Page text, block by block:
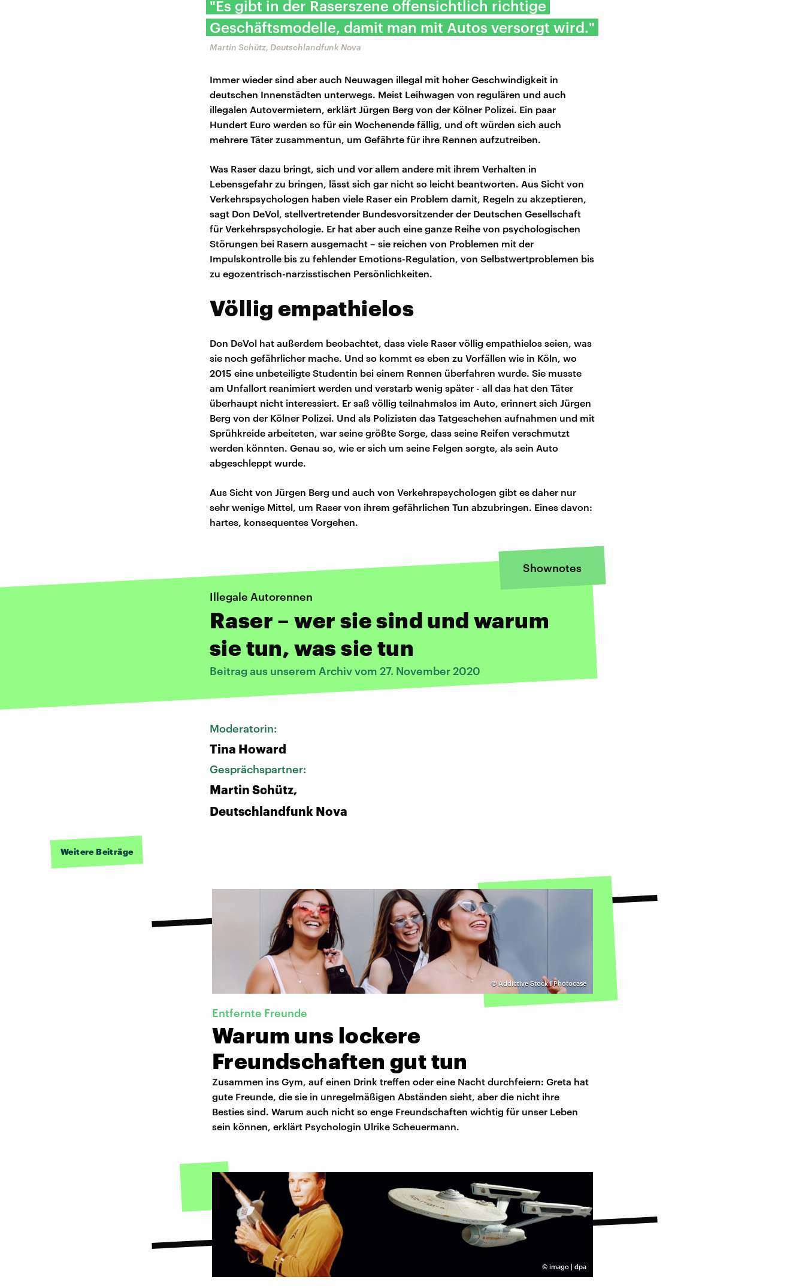
"Es gibt in der Raserszene offensichtlich richtige
Geschäftsmodelle, damit man mit Autos versorgt wird."
Martin Schütz, Deutschlandfunk Nova
Immer wieder sind aber auch Neuwagen illegal mit hoher Geschwindigkeit in
deutschen Innenstädten unterwegs. Meist Leihwagen von regulären und auch
illegalen Autovermietern, erklärt Jürgen Berg von der Kölner Polizei. Ein paar
Hundert Euro werden so für ein Wochenende fällig, und oft würden sich auch
mehrere Täter zusammentun, um Gefährte für ihre Rennen aufzutreiben.
Was Raser dazu bringt, sich und vor allem andere mit ihrem Verhalten in
Lebensgefahr zu bringen, lässt sich gar nicht so leicht beantworten. Aus Sicht von
Verkehrspsychologen haben viele Raser ein Problem damit, Regeln zu akzeptieren,
sagt Don DeVol, stellvertretender Bundesvorsitzender der Deutschen Gesellschaft
für Verkehrspsychologie. Er hat aber auch eine ganze Reihe von psychologischen
Störungen bei Rasern ausgemacht – sie reichen von Problemen mit der
Impulskontrolle bis zu fehlender Emotions-Regulation, von Selbstwertproblemen bis
zu egozentrisch-narzisstischen Persönlichkeiten.
Völlig empathielos
Don DeVol hat außerdem beobachtet, dass viele Raser völlig empathielos seien, was
sie noch gefährlicher mache. Und so kommt es eben zu Vorfällen wie in Köln, wo
2015 eine unbeteiligte Studentin bei einem Rennen überfahren wurde. Sie musste
am Unfallort reanimiert werden und verstarb wenig später - all das hat den Täter
überhaupt nicht interessiert. Er saß völlig teilnahmslos im Auto, erinnert sich Jürgen
Berg von der Kölner Polizei. Und als Polizisten das Tatgeschehen aufnahmen und mit
Sprühkreide arbeiteten, war seine größte Sorge, dass seine Reifen verschmutzt
werden könnten. Genau so, wie er sich um seine Felgen sorgte, als sein Auto
abgeschleppt wurde.
Aus Sicht von Jürgen Berg und auch von Verkehrspsychologen gibt es daher nur
sehr wenige Mittel, um Raser von ihrem gefährlichen Tun abzubringen. Eines davon:
hartes, konsequentes Vorgehen.
Shownotes
Illegale Autorennen
Raser – wer sie sind und warum
sie tun, was sie tun
Beitrag aus unserem Archiv vom 27. November 2020
Moderatorin:
Tina Howard
Gesprächspartner:
Martin Schütz,
Deutschlandfunk Nova
Weitere Beiträge
© Addictive Stock I Photocase
Entfernte Freunde
Warum uns lockere
Freundschaften gut tun
Zusammen ins Gym, auf einen Drink treffen oder eine Nacht durchfeiern: Greta hat
gute Freunde, die sie in unregelmäßigen Abständen sieht, aber die nicht ihre
Besties sind. Warum auch nicht so enge Freundschaften wichtig für unser Leben
sein können, erklärt Psychologin Ulrike Scheuermann.
© imago | dpa